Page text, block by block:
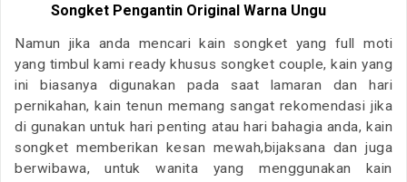
Songket Pengantin Original Warna Ungu
Namun jika anda mencari kain songket yang full moti
yang timbul kami ready khusus songket couple, kain yang
ini biasanya digunakan pada saat lamaran dan hari
pernikahan, kain tenun memang sangat rekomendasi jika
di gunakan untuk hari penting atau hari bahagia anda, kain
songket memberikan kesan mewah,bijaksana dan juga
berwibawa, untuk wanita yang menggunakan kain